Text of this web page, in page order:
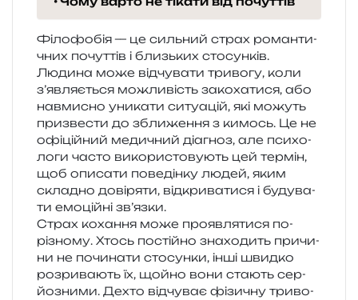
Філофобія — це силь­ний страх роман­ти­
чних почут­тів і близь­ких сто­сун­ків.
Людина може від­чу­ва­ти три­во­гу, коли
з’являється можли­вість зако­ха­ти­ся, або
нав­ми­сно уни­ка­ти ситу­а­цій, які можуть
при­зве­сти до збли­же­н­ня з кимось. Це не
офі­цій­ний меди­чний діа­гноз, але пси­хо­
ло­ги часто вико­ри­сто­ву­ють цей тер­мін,
щоб опи­са­ти пове­дін­ку людей, яким
скла­дно дові­ря­ти, від­кри­ва­ти­ся і буду­ва­
ти емо­цій­ні зв’язки.
Страх коха­н­ня може про­яв­ля­ти­ся по-
різно­му. Хтось постій­но зна­хо­дить при­чи­
ни не почи­на­ти сто­сун­ки, інші швид­ко
роз­ри­ва­ють їх, щойно вони ста­ють сер­
йо­зни­ми. Дехто від­чу­ває фізи­чну три­во­